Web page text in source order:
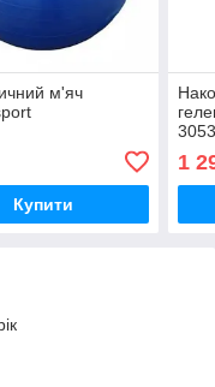
м'яч
Купити
1